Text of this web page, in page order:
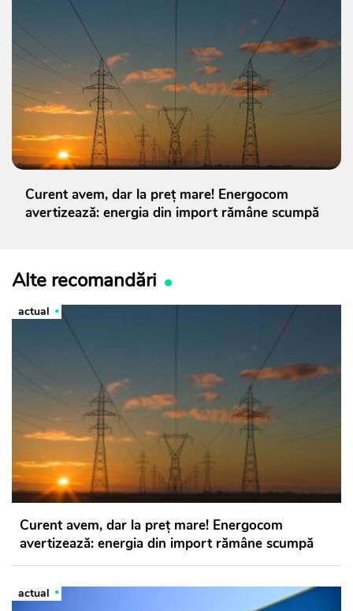
Curent avem, dar la preț mare! Energocom
avertizează: energia din import rămâne scumpă
Alte recomandări
actual
Curent avem, dar la preț mare! Energocom
avertizează: energia din import rămâne scumpă
actual